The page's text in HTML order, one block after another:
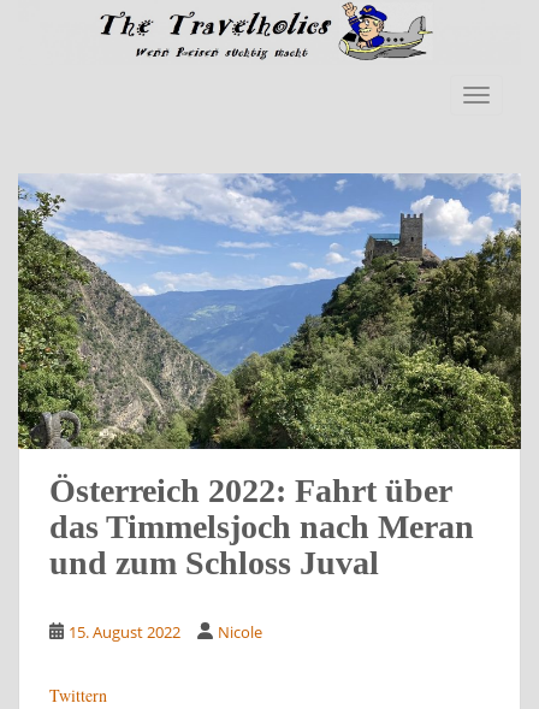
Skip to main content
Österreich 2022: Fahrt über
das Timmelsjoch nach Meran
und zum Schloss Juval
15. August 2022 Nicole
Twittern